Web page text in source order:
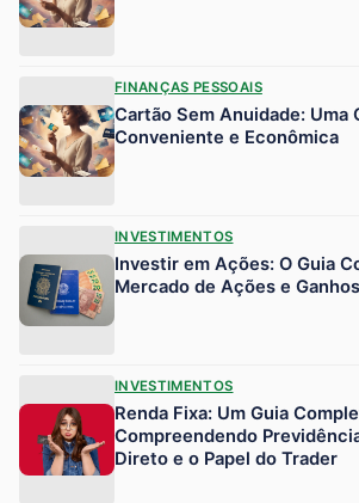
FINANÇAS PESSOAIS
Cartão Sem Anuidade: Uma
Conveniente e Econômica
INVESTIMENTOS
Investir em Ações: O Guia
Mercado de Ações e
INVESTIMENTOS
Renda Fixa: Um Guia
Compreendendo
Direto e o Papel do Trader